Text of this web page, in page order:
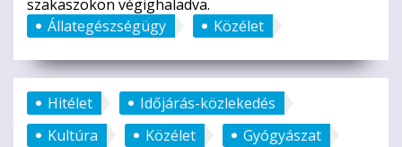
szakaszokon végighaladva.
Állategészségügy
Közélet
Hitélet
Időjárás-közlekedés
Kultúra
Közélet
Gyógyászat